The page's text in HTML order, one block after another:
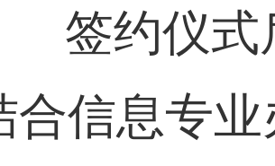
约仪式后
合信息专